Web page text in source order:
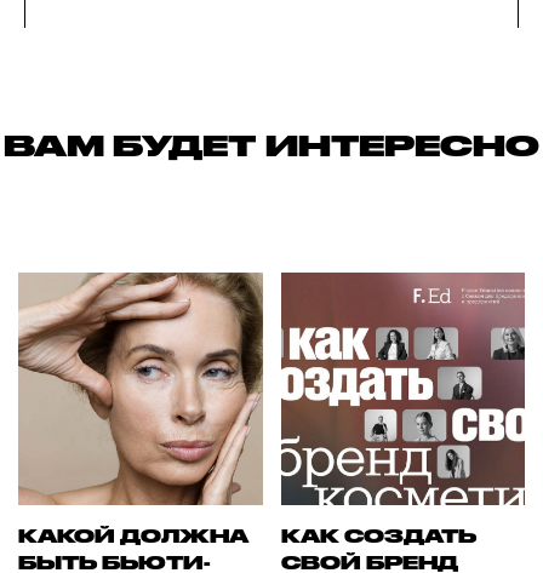
ВАМ БУДЕТ ИНТЕРЕСНО
КАКОЙ ДОЛЖНА
БЫТЬ БЬЮТИ-
КАК СОЗДАТЬ
СВОЙ БРЕНД